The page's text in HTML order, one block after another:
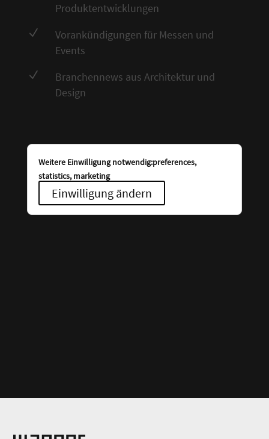
Produktentwicklungen
N
Vorankündigungen für Messen und
Events
N
Branchennews aus Architektur und
Design
Weitere Einwilligung notwendig:preferences,
statistics, marketing
Einwilligung ändern